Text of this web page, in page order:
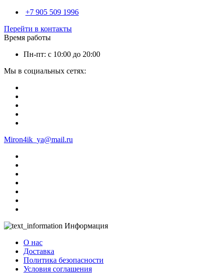
+7 905 509 1996
Перейти в контакты
Время работы
Пн-пт: с 10:00 до 20:00
Мы в социальных сетях:
Miron4ik_ya@mail.ru
Информация
О нас
Доставка
Политика безопасности
Условия соглашения